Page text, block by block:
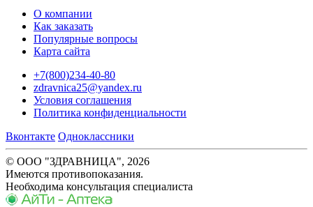
О компании
Как заказать
Популярные вопросы
Карта сайта
+7(800)234-40-80
zdravnica25@yandex.ru
Условия соглашения
Политика конфиденциальности
Вконтакте Одноклассники
© ООО "ЗДРАВНИЦА", 2026
Имеются противопоказания.
Необходима консультация специалиста